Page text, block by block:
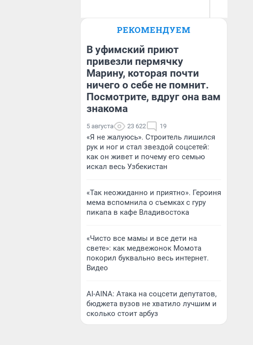
Надежда Губарь
РЕКОМЕНДУЕМ
В уфимский приют
привезли пермячку
Марину, которая почти
ничего о себе не помнит.
Посмотрите, вдруг она вам
знакома
5 августа 23 622 19
«Я не жалуюсь». Строитель лишился
рук и ног и стал звездой соцсетей:
как он живет и почему его семью
искал весь Узбекистан
«Так неожиданно и приятно». Героиня
мема вспомнила о съемках с гуру
пикапа в кафе Владивостока
«Чисто все мамы и все дети на
свете»: как медвежонок Момота
покорил буквально весь интернет.
Видео
AI-AINA: Атака на соцсети депутатов,
бюджета вузов не хватило лучшим и
сколько стоит арбуз